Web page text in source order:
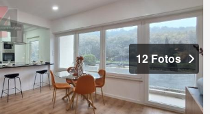
12 Fotos